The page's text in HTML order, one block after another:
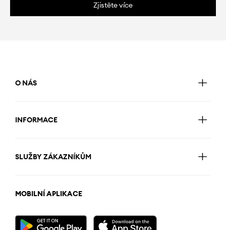
Zjistěte více
O NÁS
INFORMACE
SLUŽBY ZÁKAZNÍKŮM
MOBILNÍ APLIKACE